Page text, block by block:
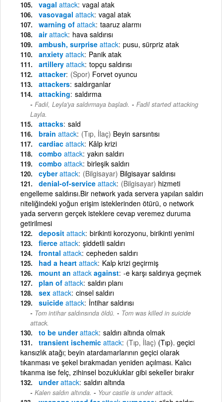
vagal attack vagal atak
vasovagal attack vagal atak
warning of attack taaruz alarmı
airattack hava saldırısı
ambush, surprise attack pusu, sürpriz atak
anxiety attack Panik atak
artillery attack topçu saldırısı
attacker (Spor) Forvet oyuncu
attackers saldırganlar
attacking saldırma
Fadıl, Leyla'ya saldırmaya başladı. - Fadil started attacking
Layla.
attacks sald
brain attack (Tıp, İlaç) Beyin sarsıntısı
cardiac attack Kâlp krizi
combo attack yakın saldırı
combo attack birleşik saldırı
cyberattack (Bilgisayar) Bilgisayar saldırısı
denial-of-service attack (Bilgisayar) hizmeti
engelleme saldırısı.Bir network yada servera yapılan saldırı
niteliğindeki yoğun erişim isteklerinden ötürü, o network
yada serverın gerçek isteklere cevap veremez duruma
getirilmesi
deposit attack birikinti korozyonu, birikinti yenimi
fierce attack şiddetli saldırı
frontal attack cepheden saldırı
had a heart attack Kalp krizi geçirmiş
mount an attack against -e karşı saldırıya geçmek
plan of attack saldırı planı
sex attack cinsel saldırı
suicide attack İntihar saldırısı
Tom intihar saldırısında öldü. - Tom was killed in suicide
attack.
to be underattack saldırı altında olmak
transient ischemic attack (Tıp, İlaç) (Tıp). geçici
kansızlık atağı; beyin atardamarlarının geçici olarak
tıkanması ve şekel bırakmadan yeniden açılması. Kalıcı
tıkanma ise felç, zihinsel bozukluklar gibi sekeller bırakır
underattack saldırı altında
Kalen saldırı altında. - Your castle is under attack.